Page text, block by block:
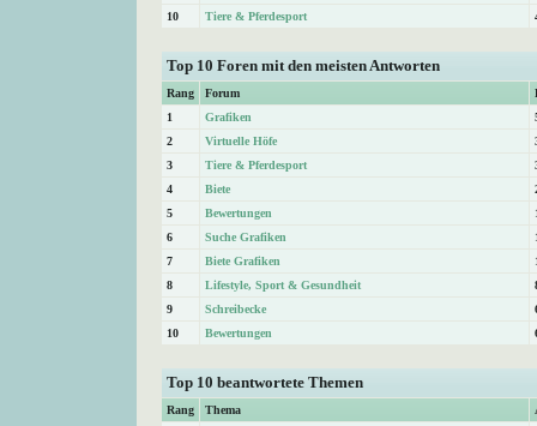
10
Tiere & Pferdesport
Top 10 Foren mit den meisten Antworten
Rang Forum
1
Grafiken
2
Virtuelle Höfe
3
Tiere & Pferdesport
4
Biete
5
Bewertungen
6
Suche Grafiken
7
Biete Grafiken
8
Lifestyle, Sport & Gesundheit
9
Schreibecke
10
Bewertungen
Top 10 beantwortete Themen
Rang Thema